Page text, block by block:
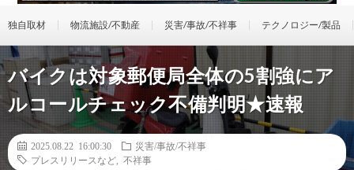
独自取材 物流施設/不動産 災害/事故/不祥事 テクノロジー/製品
バイクは対象郵便局全体の5割強にア
ルコールチェック不備判明★速報
2025.08.22 16:00:30
災害/事故/不祥事
プレスリリースなど
不祥事